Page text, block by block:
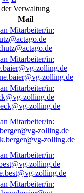
Verwaltung
Mail
zolling.de
zolling.de
zolling.de
zolling.de